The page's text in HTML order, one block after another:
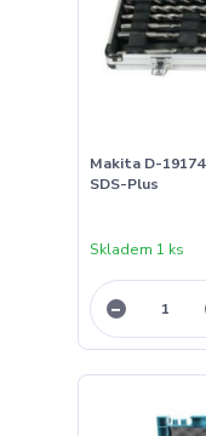
Makita D-
SDS-Plus
Skladem 1 ks